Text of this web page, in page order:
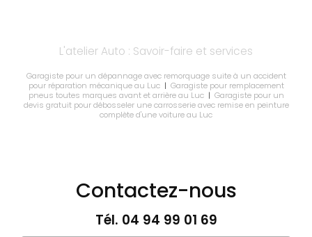
L'atelier Auto : Savoir-faire et services
Garagiste pour un dépannage avec remorquage suite à un accident
pour réparation mécanique au Luc| Garagiste pour remplacement
pneus toutes marques avant et arrière au Luc| Garagiste pour un
devis gratuit pour débosseler une carrosserie avec remise en peinture
complète d'une voiture au Luc
Contactez-nous
Tél. 04 94 99 01 69